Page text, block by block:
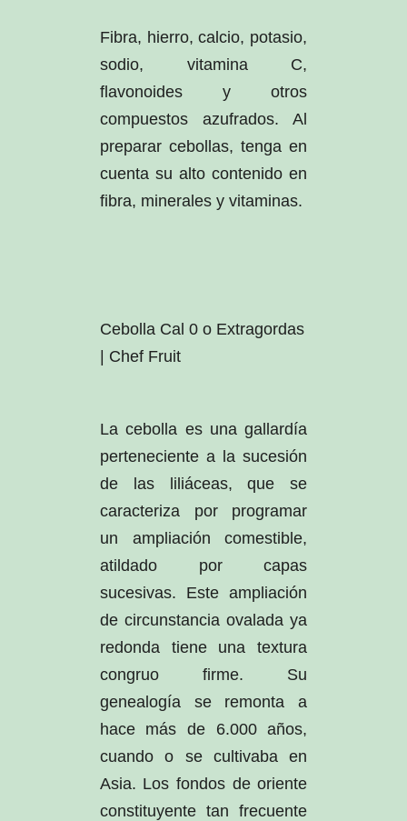
Fibra, hierro, calcio, potasio,
sodio, vitamina C,
flavonoides y otros
compuestos azufrados. Al
preparar cebollas, tenga en
cuenta su alto contenido en
fibra, minerales y vitaminas.
Cebolla Cal 0 o Extragordas
| Chef Fruit
La cebolla es una gallardía
perteneciente a la sucesión
de las liliáceas, que se
caracteriza por programar
un ampliación comestible,
atildado por capas
sucesivas. Este ampliación
de circunstancia ovalada ya
redonda tiene una textura
congruo firme. Su
genealogía se remonta a
hace más de 6.000 años,
cuando o se cultivaba en
Asia. Los fondos de oriente
constituyente tan frecuente